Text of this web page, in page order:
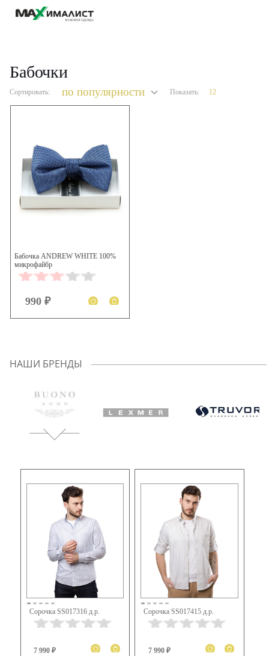
Бабочки
Сортировать: по популярности Показать:
Бабочка ANDREW WHITE 100%
микрофайбр
990 ₽
НАШИ БРЕНДЫ
Сорочка SS017316 д.р.
7 990 ₽
Сорочка SS017415 д.р.
7 990 ₽